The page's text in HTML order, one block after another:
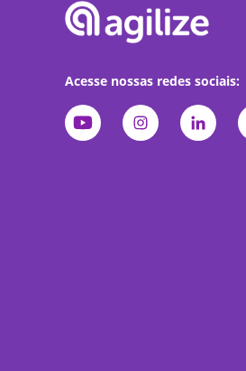
Acesse nossas redes sociais: